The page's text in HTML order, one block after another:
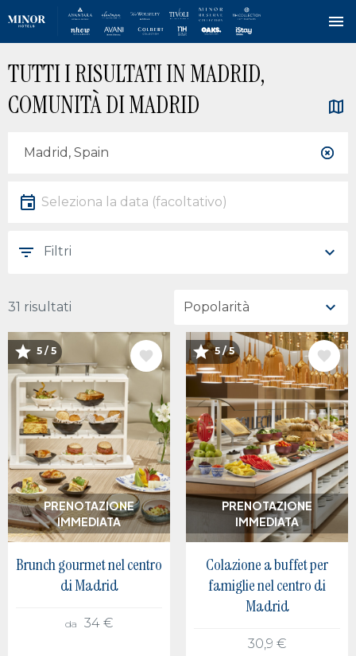
al
principale
TUTTI I RISULTATI IN MADRID,
COMUNITÀ DI MADRID
Posizione
Data
Seleziona la data
Filtri
31 risultati
PRENOTAZIONE
IMMEDIATA
IMMAGINE
5 / 5
Brunch gourmet nel centro
di Madrid
da 34 €
PRENOTAZIONE
IMMEDIATA
IMMAGINE
5 / 5
Colazione a buffet per
famiglie nel centro di
Madrid
30,9 €